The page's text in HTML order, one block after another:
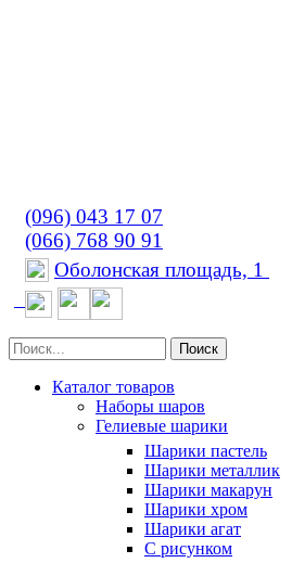
(096) 043 17 07
(066) 768 90 91
Оболонская площадь, 1
Поиск
Каталог товаров
Наборы шаров
Гелиевые шарики
Шарики пастель
Шарики металлик
Шарики макарун
Шарики хром
Шарики агат
С рисунком